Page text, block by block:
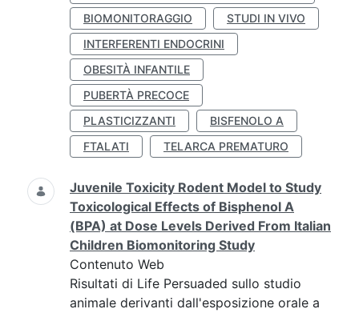
BIOMONITORAGGIO
STUDI IN VIVO
INTERFERENTI ENDOCRINI
OBESITÀ INFANTILE
PUBERTÀ PRECOCE
PLASTICIZZANTI
BISFENOLO A
FTALATI
TELARCA PREMATURO
Juvenile Toxicity Rodent Model to Study
Toxicological Effects of Bisphenol A
(BPA) at Dose Levels Derived From Italian
Children Biomonitoring Study
Contenuto Web
Risultati di Life Persuaded sullo studio
animale derivanti dall'esposizione orale a